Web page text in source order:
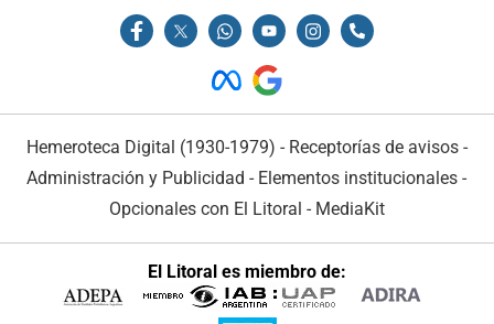
Hemeroteca Digital (1930-1979) - Receptorías de avisos -
Administración y Publicidad - Elementos institucionales -
Opcionales con El Litoral - MediaKit
El Litoral es miembro de: